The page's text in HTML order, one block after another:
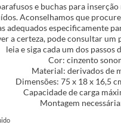
e buchas para
Aconselhamos que
adequados especificamente
a certeza, pode consultar um
leia e siga cada um dos passos
Cor: cinzento
Material: derivados de
Dimensões: 75 x 18 x 16,5
Capacidade de carga
Montagem